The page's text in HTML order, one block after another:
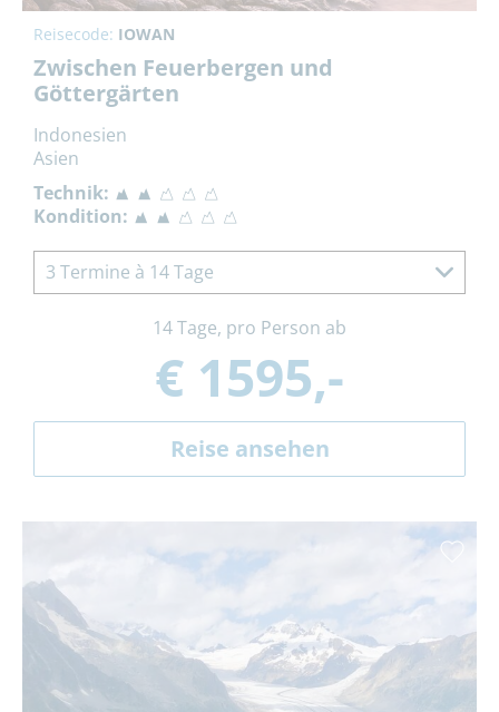
Reisecode: IOWAN
Zwischen Feuerbergen und
Göttergärten
Indonesien
Asien
Technik:
Kondition:
3 Termine à 14 Tage
14 Tage, pro Person ab
€ 1595,-
Reise ansehen